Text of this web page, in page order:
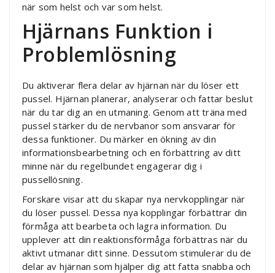
när som helst och var som helst.
Hjärnans Funktion i
Problemlösning
Du aktiverar flera delar av hjärnan när du löser ett
pussel. Hjärnan planerar, analyserar och fattar beslut
när du tar dig an en utmaning. Genom att träna med
pussel stärker du de nervbanor som ansvarar för
dessa funktioner. Du märker en ökning av din
informationsbearbetning och en förbättring av ditt
minne när du regelbundet engagerar dig i
pussellösning.
Forskare visar att du skapar nya nervkopplingar när
du löser pussel. Dessa nya kopplingar förbättrar din
förmåga att bearbeta och lagra information. Du
upplever att din reaktionsförmåga förbättras när du
aktivt utmanar ditt sinne. Dessutom stimulerar du de
delar av hjärnan som hjälper dig att fatta snabba och